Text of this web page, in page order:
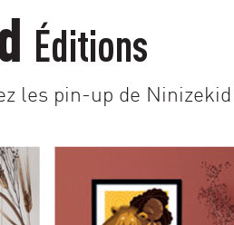
Éditions
les pin-up de